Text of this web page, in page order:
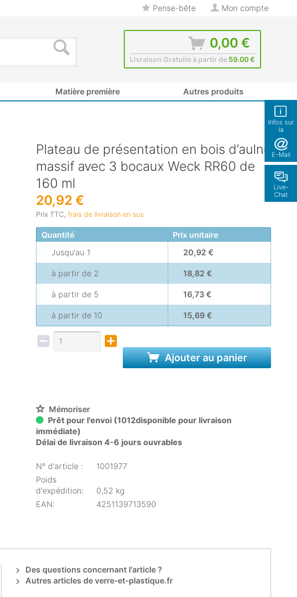
Infos sur
la
boutique
E-Mail
Live-
Chat
Pense-bête Mon compte
0,00 €
Livraison Gratuite à partir de 59.00 €
Matière première Autres produits
Plateau de présentation en bois d’aulne
massif avec 3 bocaux Weck RR60 de
160 ml
20,92 €
Prix TTC, frais de livraison en sus
Quantité
Prix unitaire
Jusqu'au 1 20,92 €
à partir de 2 18,82 €
à partir de 5 16,73 €
à partir de 10 15,69 €
Ajouter au panier
Mémoriser
Prêt pour l'envoi (1012disponible pour livraison
immédiate)
Délai de livraison 4-6 jours ouvrables
N° d'article :
1001977
Poids
d'expédition:
0,52 kg
EAN:
4251139713590
Des questions concernant l'article ?
Autres articles de verre-et-plastique.fr